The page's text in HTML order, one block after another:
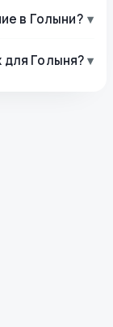
в Голыни? ▾
для Голыня? ▾